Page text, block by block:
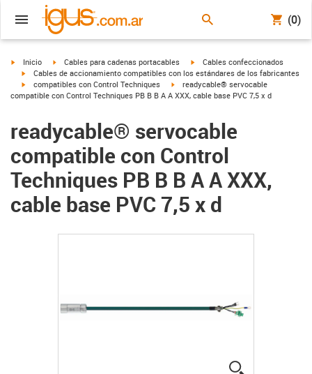
(0)
igus-icon-arrow-right
Inicio igus-icon-arrow-right
Cables para cadenas portacables igus-icon-arrow-right
Cables confeccionados
igus-icon-arrow-right
Cables de accionamiento compatibles con los estándares de los fabricantes
igus-icon-arrow-right
compatibles con Control Techniques igus-icon-arrow-right
readycable® servocable
compatible con Control Techniques PB B B A A XXX, cable base PVC 7,5 x d
readycable® servocable
compatible con Control
Techniques PB B B A A XXX,
cable base PVC 7,5 x d